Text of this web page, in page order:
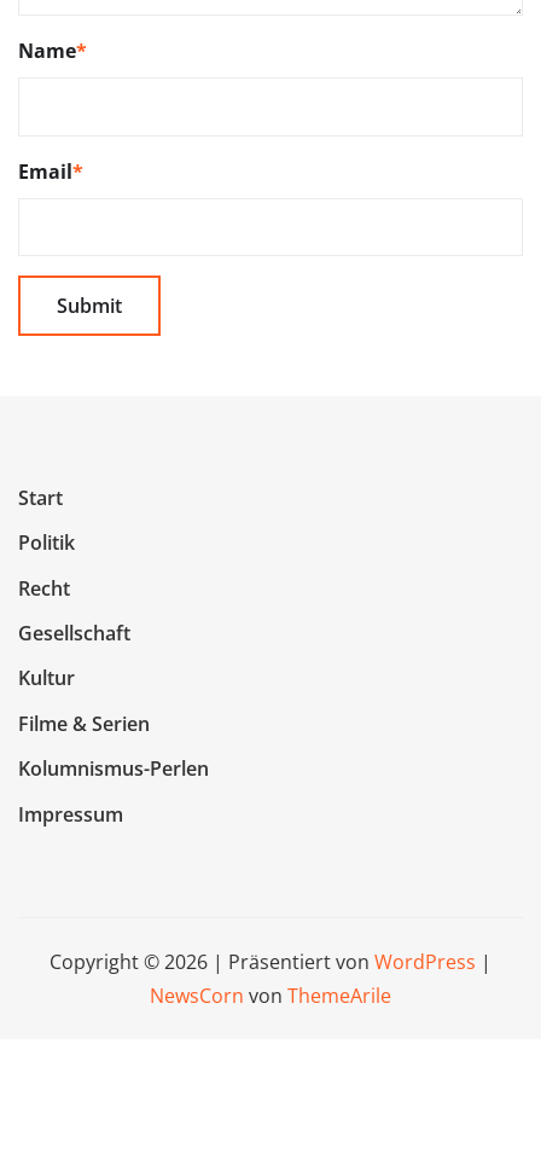
Name*
Email*
Start
Politik
Recht
Gesellschaft
Kultur
Filme & Serien
Kolumnismus-Perlen
Impressum
Copyright © 2026 | Präsentiert von WordPress |
NewsCorn von ThemeArile